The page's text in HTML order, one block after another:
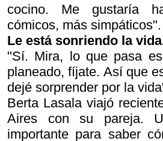
cocino. Me gustaría
cómicos, más simpáticos".
Le está sonriendo la
"Sí. Mira, lo que pasa
planeado, fíjate. Así que
dejé sorprender por la
Berta Lasala viajó
Aires con su pareja.
importante para saber